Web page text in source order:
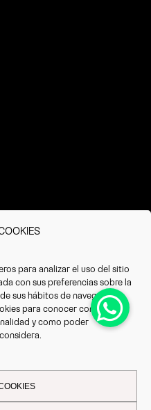
para analizar el uso del sitio
con sus preferencias sobre la
sus hábitos de navegación.
para conocer con mayor
y como poder